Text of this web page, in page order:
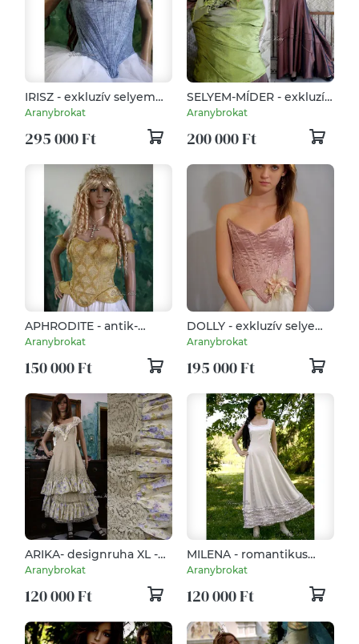
IRISZ - exkluzív selyem
fűző
Aranybrokat
295 000 Ft
SELYEM-MÍDER - exkluzív
raffolt hernyóselyem-taft
fűző
Aranybrokat
200 000 Ft
APHRODITE - antik-
brokát fűző
Aranybrokat
150 000 Ft
DOLLY - exkluzív selyem
fűző
Aranybrokat
195 000 Ft
ARIKA- designruha XL -
alternatív esküvői ruha
Aranybrokat
120 000 Ft
MILENA - romantikus
design-ruha
Aranybrokat
120 000 Ft